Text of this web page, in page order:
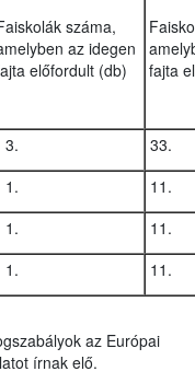
száma,
az idegen
előfordult (db)
fajta
az Európai
írnak elő.